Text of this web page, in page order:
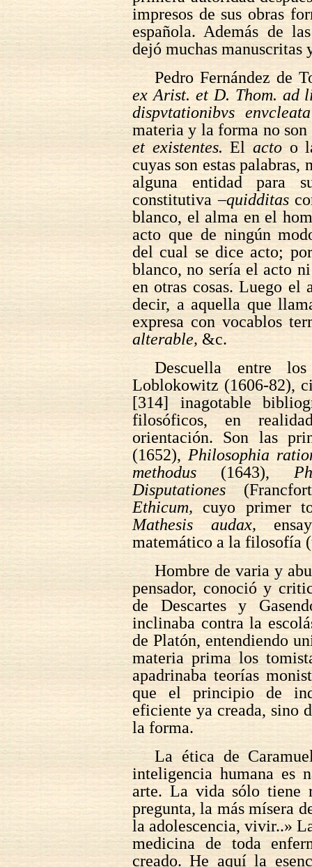
impresos de sus obras
española. Además de
dejó muchas manuscritas
Pedro Fernández de
ex Arist. et D. Thom. ad
dispvtationibvs envcleata
materia y la forma no
et existentes. Elactoo
cuyas son estas palabras,
alguna entidad para
constitutiva –quidditas
blanco, el alma en el
acto que de ningún
del cual se dice acto;
blanco, no sería el acto
en otras cosas. Luego el
decir, a aquella que
expresa con vocablos
alterable, &c.
Descuella entre
Loblokowitz (1606-82),
[314] inagotable
filosóficos, en
orientación. Son las
(1652), Philosophia
methodus (1643),
Disputationes
Ethicum, cuyo primer
Mathesis audax,
matemático a la filosofía
Hombre de varia y
pensador, conoció y
de Descartes y
inclinaba contra la
de Platón, entendiendo
materia prima los
apadrinaba teorías
que el principio de
eficiente ya creada, sino
la forma.
La ética de
inteligencia humana es
arte. La vida sólo tiene
pregunta, la más mísera
la adolescencia, vivir..»
medicina de toda
creado. He aquí la